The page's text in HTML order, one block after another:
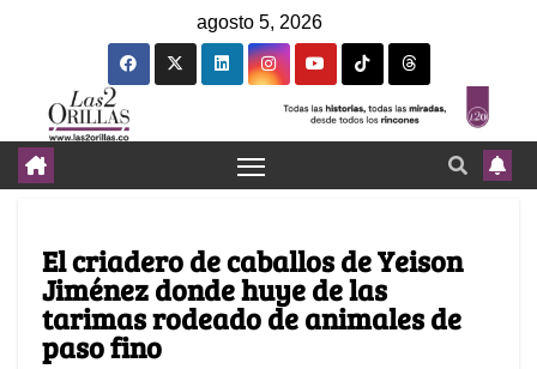
agosto 5, 2026
El criadero de caballos de Yeison
Jiménez donde huye de las
tarimas rodeado de animales de
paso fino